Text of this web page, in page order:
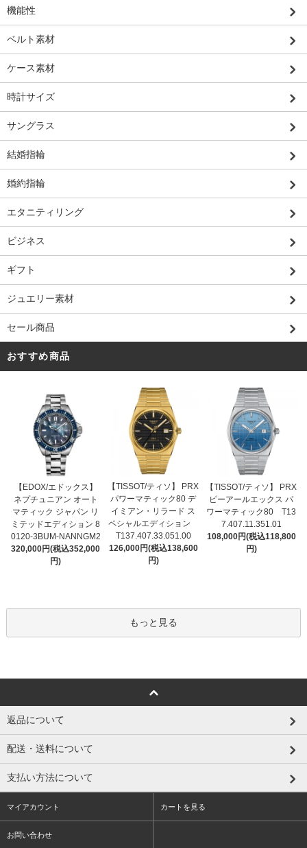
機能性
ベルト素材
ケース素材
時計サイズ
サングラス
結婚指輪
婚約指輪
エタニティリング
ビジネス
ギフト
ジュエリー素材
セール商品
おすすめ商品
【EDOX/エドックス】
ネプチュニアン オート
マティック ジャパン リ
ミテッドエディション 8
0120-3BUM-NANNGM2
320,000円(税込352,000
円)
【TISSOT/ティソ】 PRX
パワーマティック80 デ
イミアン・リラード ス
ペシャルエディション
T137.407.33.051.00
126,000円(税込138,600
円)
【TISSOT/ティソ】 PRX
ピーアールエックス パ
ワーマティック80 T13
7.407.11.351.01
108,000円(税込118,800
円)
もっと見る
返品について
配送・送料について
支払い方法について
マイアカウント カートを見る
お問い合わせ